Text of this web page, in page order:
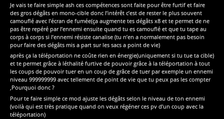
Je vais te faire simple ash ces compétences sont faite pour être furtif et faire
des gros dégâts en mono-cible donc l’intérêt c’est de rester le plus souvent
camouflé avec l’écran de fumée(ça augmente tes dégâts x8 et te permet de ne
pas être repéré par l’ennemi ensuite quand tu es camouflé et que tu tape au
corps à corps si l’ennemi résiste canalise (tu n’en a normalement pas besoin
pour faire des dégâts mis a part sur les sacs a point de vie)
après ça la téléportation ne coûte rien en énergie(uniquement si tu tue ta cible)
et te permet grâce à léthalité furtive de pouvoir grâce à la téléportation à tout
les coups de pouvoir tuer en un coup de grâce de tuer par exemple un ennemi
niveau 999999999 avec tellement de point de vie que tu peux pas les compter
,Pourquoi donc ?
Pour te faire simple ce mod ajuste les dégâts selon le niveau de ton ennemi
(voilà qui est très pratique quand on veux régéner ces pv d’un coup avec la
téléportation)